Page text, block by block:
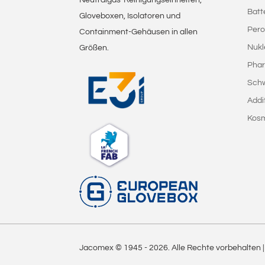
Gloveboxen, Isolatoren und
Containment-Gehäusen in allen
Größen.
Jacomex © 1945 -2026. Alle Rechte vorbehalten